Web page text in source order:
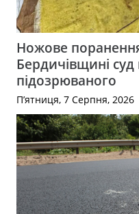
Ножове
Бердичівщині суд
підозрюваного
П’ятниця, 7 Серпня, 2026